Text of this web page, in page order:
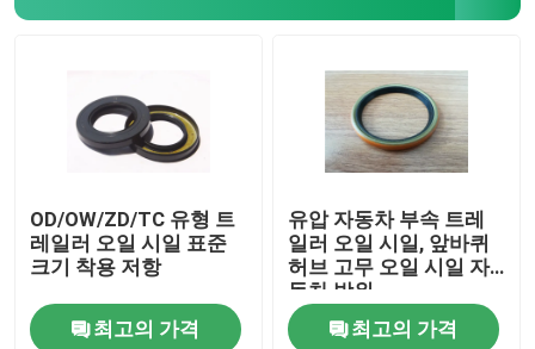
OD/OW/ZD/TC 유형 트
레일러 오일 시일 표준
크기 착용 저항
최고의 가격
유압 자동차 부속 트레
일러 오일 시일, 앞바퀴
허브 고무 오일 시일 자
동차 방위
최고의 가격